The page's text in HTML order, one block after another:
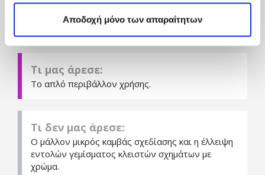
Αποδοχή μόνο των απαραίτητων
δημιούργημα.
Τι μας άρεσε:
Το απλό περιβάλλον χρήσης.
Τι δεν μας άρεσε:
Ο μάλλον μικρός καμβάς σχεδίασης και η έλλειψη
εντολών γεμίσματος κλειστών σχημάτων με
χρώμα.